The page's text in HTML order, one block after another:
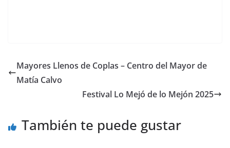
Mayores Llenos de Coplas – Centro del Mayor de
Matía Calvo
Festival Lo Mejó de lo Mejón 2025
También te puede gustar